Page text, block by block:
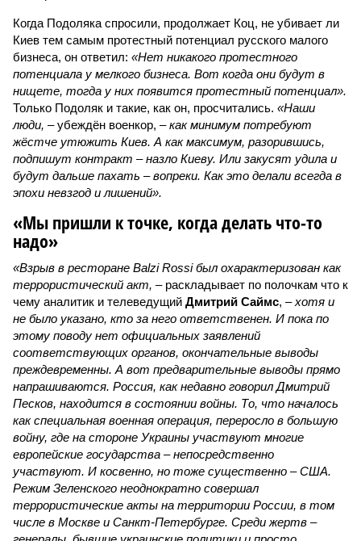
Когда Подоляка спросили, продолжает Коц, не убивает ли
Киев тем самым протестный потенциал русского малого
бизнеса, он ответил: «Нет никакого протестного
потенциала у мелкого бизнеса. Вот когда они будут в
нищете, тогда у них появится протестный потенциал».
Только Подоляк и такие, как он, просчитались. «Наши
люди, – убеждён военкор, –как минимум потребуют
жёстче утюжить Киев. А как максимум, разорившись,
подпишут контракт – назло Киеву. Или закусят удила и
будут дальше пахать – вопреки. Как это делали всегда в
эпохи невзгод и лишений».
«Мы пришли к точке, когда делать что-то
надо»
«Взрыв в ресторане Balzi Rossi был охарактеризован как
террористический акт, –раскладывает по полочкам что к
чему аналитик и телеведущий Дмитрий Саймс, –хотя и
не было указано, кто за него ответственен. И пока по
этому поводу нет официальных заявлений
соответствующих органов, окончательные выводы
преждевременны. А вот предварительные выводы прямо
напрашиваются. Россия, как недавно говорил Дмитрий
Песков, находится в состоянии войны. То, что началось
как специальная военная операция, переросло в большую
войну, где на стороне Украины участвуют многие
европейские государства – непосредственно
участвуют. И косвенно, но тоже существенно – США.
Режим Зеленского неоднократно совершал
террористические акты на территории России, в том
числе в Москве и Санкт-Петербурге. Среди жертв –